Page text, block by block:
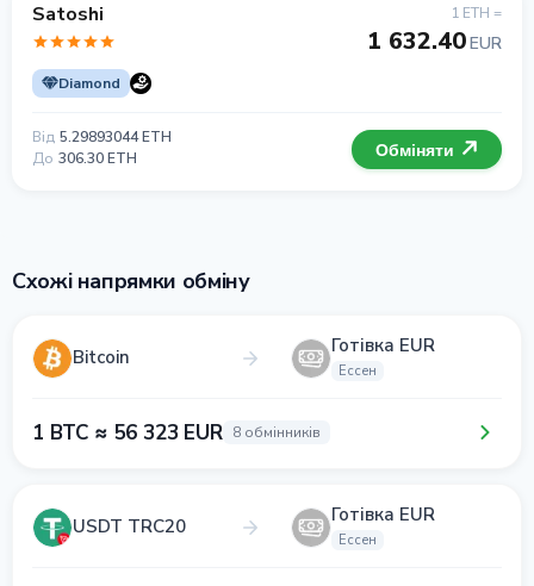
Satoshi
Diamond
1 ETH =
1 632.40EUR
Від 5.29893044 ETH
До 306.30 ETH Обміняти
Схожі напрямки обміну
Bitcoin Готівка EUR
Ессен
1 BTC ≈ 56 323 EUR 8 обмінників
USDT TRC20 Готівка EUR
Ессен